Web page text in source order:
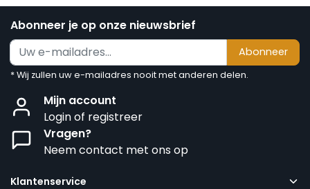
Abonneer je op onze nieuwsbrief
Abonneer
* Wij zullen uw e-mailadres nooit met anderen delen.
Mijn account
Login of registreer
Vragen?
Neem contact met ons op
Klantenservice